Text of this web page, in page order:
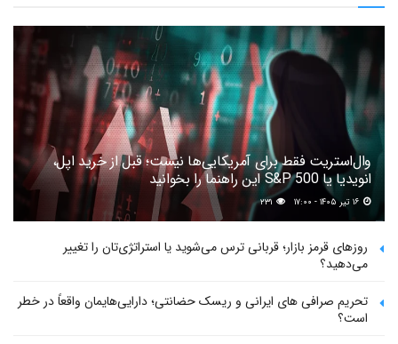
وال‌استریت فقط برای آمریکایی‌ها نیست؛ قبل از خرید اپل،
انویدیا یا S&P 500 این راهنما را بخوانید
۲۳۱
روزهای قرمز بازار؛ قربانی ترس می‌شوید یا استراتژی‌تان را تغییر
می‌دهید؟
تحریم صرافی های ایرانی و ریسک حضانتی؛ دارایی‌هایمان واقعاً در خطر
است؟